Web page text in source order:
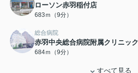
ローソン赤羽稲付店
683ｍ（9分）
総合病院
赤羽中央総合病院附属クリニック
684ｍ（9分）
すべて見る